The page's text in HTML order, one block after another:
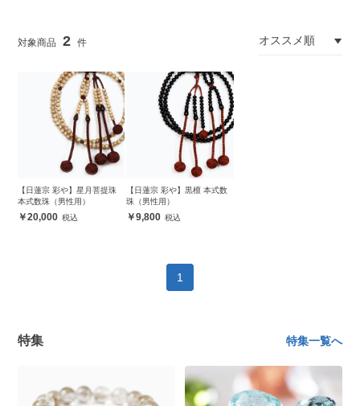
2
【日蓮宗 彩や】星月菩提珠
本式数珠（男性用）
20,000
【日蓮宗 彩や】黒檀 本式数
珠（男性用）
9,800
1
特集 特集一覧へ